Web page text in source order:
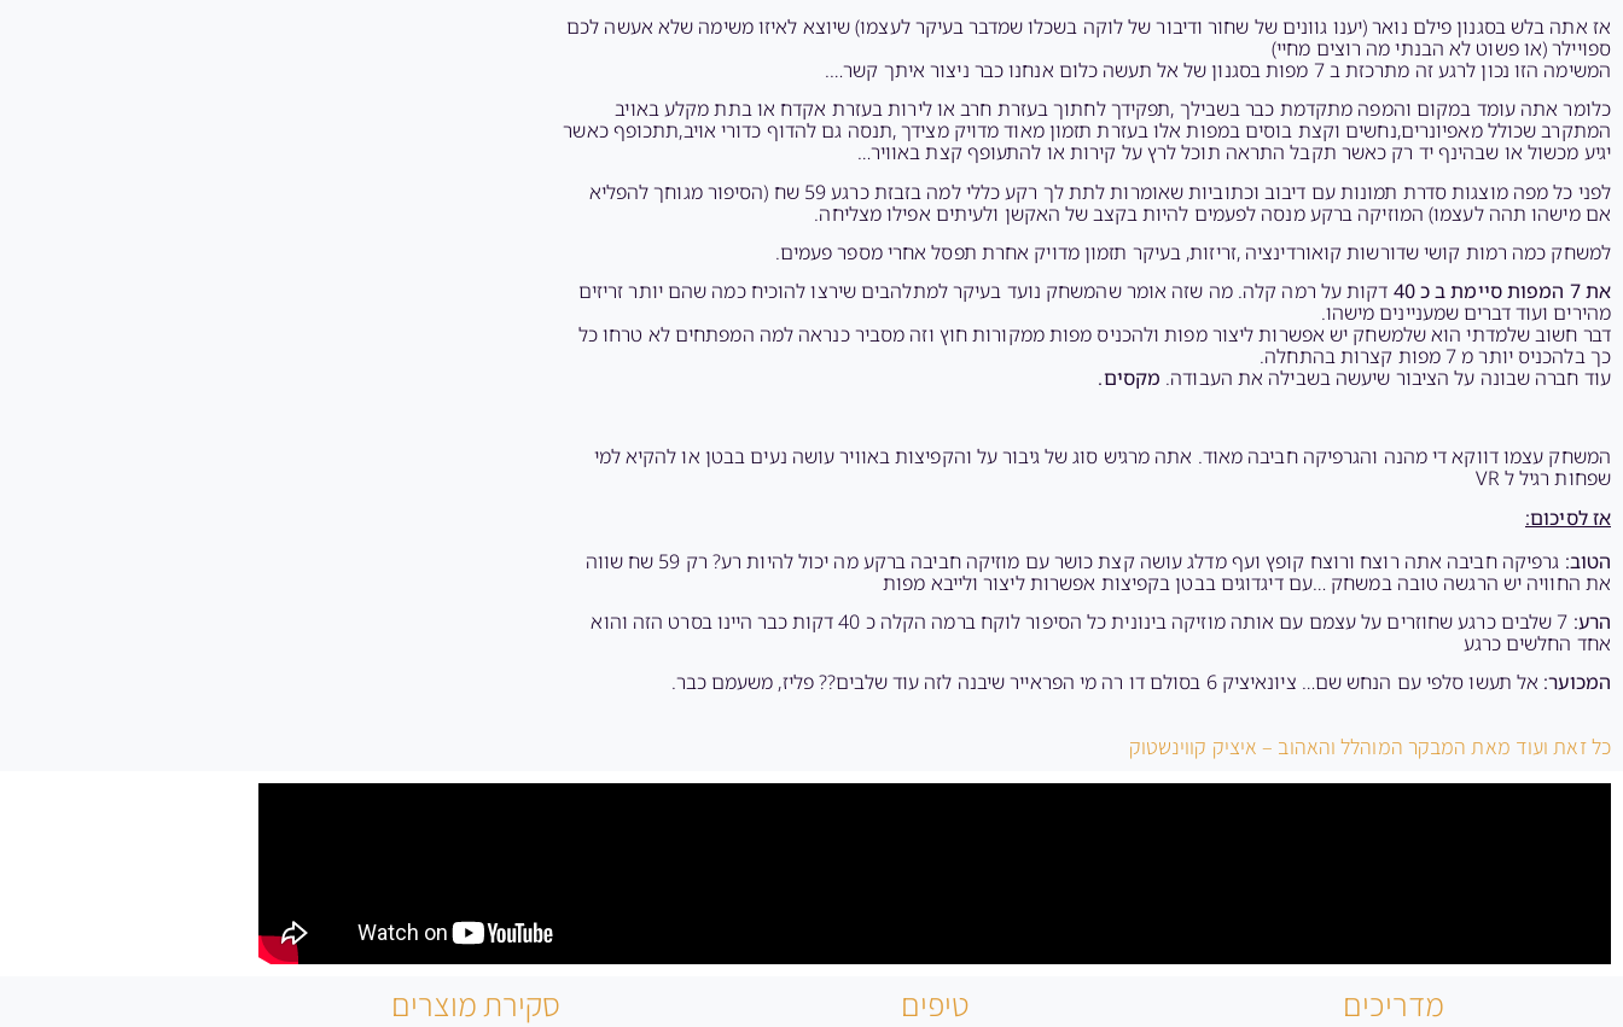
אז אתה בלש בסגנון פילם נואר (יענו גוונים של שחור ודיבור של לוקה בשכלו שמדבר בעיקר לעצמו) שיוצא לאיזו משימה שלא אעשה לכם
ספויילר (או פשוט לא הבנתי מה רוצים מחיי)
המשימה הזו נכון לרגע זה מתרכזת ב 7 מפות בסגנון של אל תעשה כלום אנחנו כבר ניצור איתך קשר….
כלומר אתה עומד במקום והמפה מתקדמת כבר בשבילך ,תפקידך לחתוך בעזרת חרב או לירות בעזרת אקדח או בתת מקלע באויב
המתקרב שכולל מאפיונרים,נחשים וקצת בוסים במפות אלו בעזרת תזמון מאוד מדויק מצידך ,תנסה גם להדוף כדורי אויב,תתכופף כאשר
יגיע מכשול או שבהינף יד רק כאשר תקבל התראה תוכל לרץ על קירות או להתעופף קצת באוויר…
לפני כל מפה מוצגות סדרת תמונות עם דיבוב וכתוביות שאומרות לתת לך רקע כללי למה בזבזת כרגע 59 שח (הסיפור מגוחך להפליא
אם מישהו תהה לעצמו) המוזיקה ברקע מנסה לפעמים להיות בקצב של האקשן ולעיתים אפילו מצליחה.
למשחק כמה רמות קושי שדורשות קואורדינציה ,זריזות, בעיקר תזמון מדויק אחרת תפסל אחרי מספר פעמים.
את 7 המפות סיימת ב כ 40
דקות על רמה קלה. מה שזה אומר שהמשחק נועד בעיקר למתלהבים שירצו להוכיח כמה שהם יותר זריזים
מהירים ועוד דברים שמעניינים מישהו.
דבר חשוב שלמדתי הוא שלמשחק יש אפשרות ליצור מפות ולהכניס מפות ממקורות חוץ וזה מסביר כנראה למה המפתחים לא טרחו כל
כך בלהכניס יותר מ 7 מפות קצרות בהתחלה.
עוד חברה שבונה על הציבור שיעשה בשבילה את העבודה. מקסים.
המשחק עצמו דווקא די מהנה והגרפיקה חביבה מאוד. אתה מרגיש סוג של גיבור על והקפיצות באוויר עושה נעים בבטן או להקיא למי
שפחות רגיל ל VR
אז לסיכום:
הטוב:
גרפיקה חביבה אתה רוצח ורוצח קופץ ועף מדלג עושה קצת כושר עם מוזיקה חביבה ברקע מה יכול להיות רע? רק 59 שח שווה
את החוויה יש הרגשה טובה במשחק …עם דיגדוגים בבטן בקפיצות אפשרות ליצור ולייבא מפות
הרע:
7 שלבים כרגע שחוזרים על עצמם עם אותה מוזיקה בינונית כל הסיפור לוקח ברמה הקלה כ 40 דקות כבר היינו בסרט הזה והוא
אחד החלשים כרגע
המכוער: אל תעשו סלפי עם הנחש שם… ציונאיציק 6 בסולם דו רה מי הפראייר שיבנה לזה עוד שלבים?? פליז, משעמם כבר.
כל זאת ועוד מאת המבקר המוהלל והאהוב – איציק קווינשטוק
מדריכים טיפים סקירת מוצרים